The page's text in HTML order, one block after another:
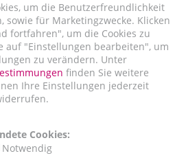
um die Benutzerfreundlichkeit
sowie für Marketingzwecke. Klicken
fortfahren", um die Cookies zu
auf "Einstellungen bearbeiten", um
zu verändern. Unter
finden Sie weitere
Ihre Einstellungen jederzeit
Cookies:
Notwendig